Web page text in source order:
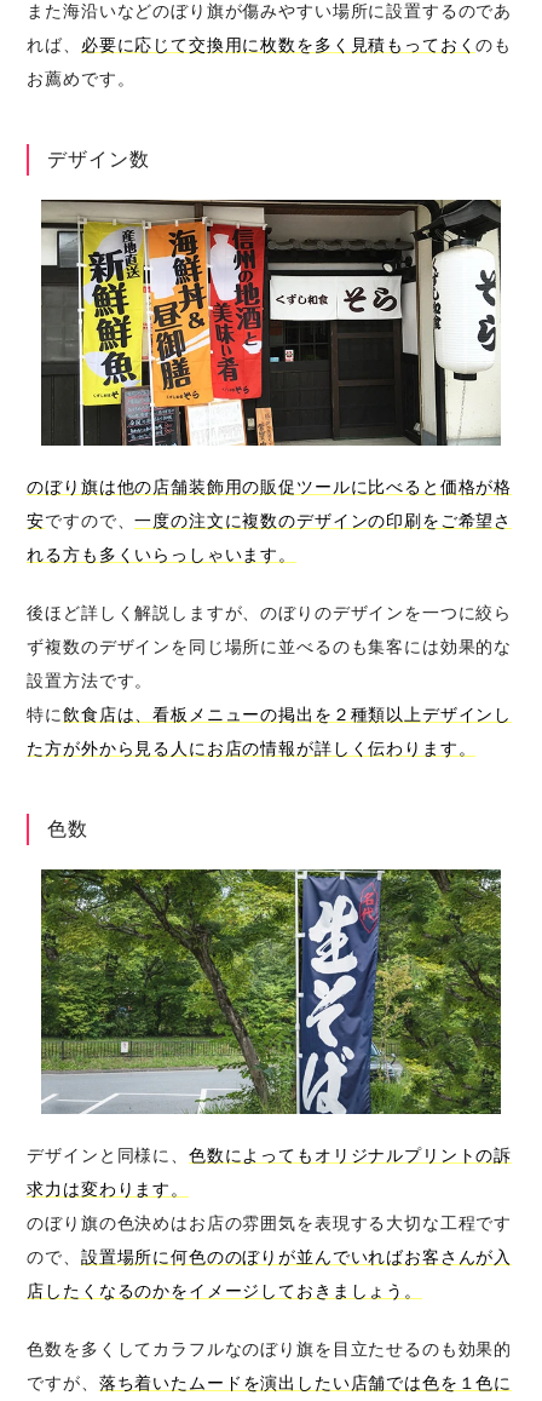
また海沿いなどのぼり旗が傷みやすい場所に設置するのであ
れば、 必要に応じて交換用に枚数を多く見積もっておくのも
お薦めです。
デザイン数
のぼり旗は他の店舗装飾用の販促ツールに比べると価格が格
安ですので、一度の注文に複数のデザインの印刷をご希望さ
れる方も多くいらっしゃいます。
後ほど詳しく解説しますが、のぼりのデザインを一つに絞ら
ず複数のデザインを同じ場所に並べるのも集客には効果的な
設置方法です。
特に飲食店は、看板メニューの掲出を２種類以上デザインし
た方が外から見る人にお店の情報が詳しく伝わります。
色数
デザインと同様に、 色数によってもオリジナルプリントの訴
求力は変わります。
のぼり旗の色決めはお店の雰囲気を表現する大切な工程です
ので、 設置場所に何色ののぼりが並んでいればお客さんが入
店したくなるのかをイメージしておきましょう。
色数を多くしてカラフルなのぼり旗を目立たせるのも効果的
ですが、 落ち着いたムードを演出したい店舗では色を１色に